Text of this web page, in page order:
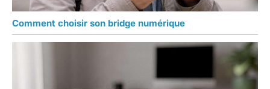
Comment choisir son bridge numérique